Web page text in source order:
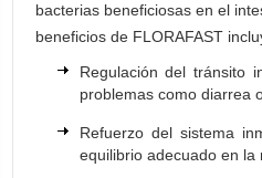
bacterias beneficiosas en el
beneficios de FLORAFAST
Regulación del tránsito
problemas como diarrea
Refuerzo del sistema
equilibrio adecuado en la